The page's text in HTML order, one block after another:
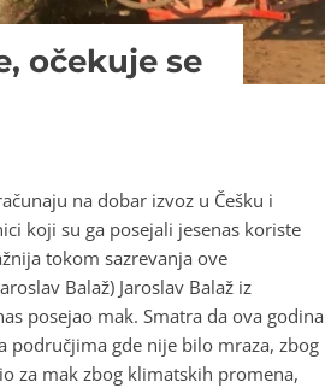
očekuje se
na dobar izvoz u Češku i
koji su ga posejali jesenas koriste
tokom sazrevanja ove
Balaž) Jaroslav Balaž iz
posejao mak. Smatra da ova godina
gde nije bilo mraza, zbog
za mak zbog klimatskih promena,